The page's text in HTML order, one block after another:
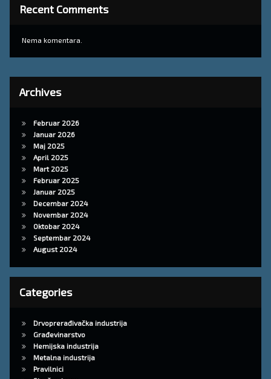
Recent Comments
Nema komentara.
Archives
Februar 2026
Januar 2026
Maj 2025
April 2025
Mart 2025
Februar 2025
Januar 2025
Decembar 2024
Novembar 2024
Oktobar 2024
Septembar 2024
August 2024
Categories
Drvoprerađivačka industrija
Građevinarstvo
Hemijska industrija
Metalna industrija
Pravilnici